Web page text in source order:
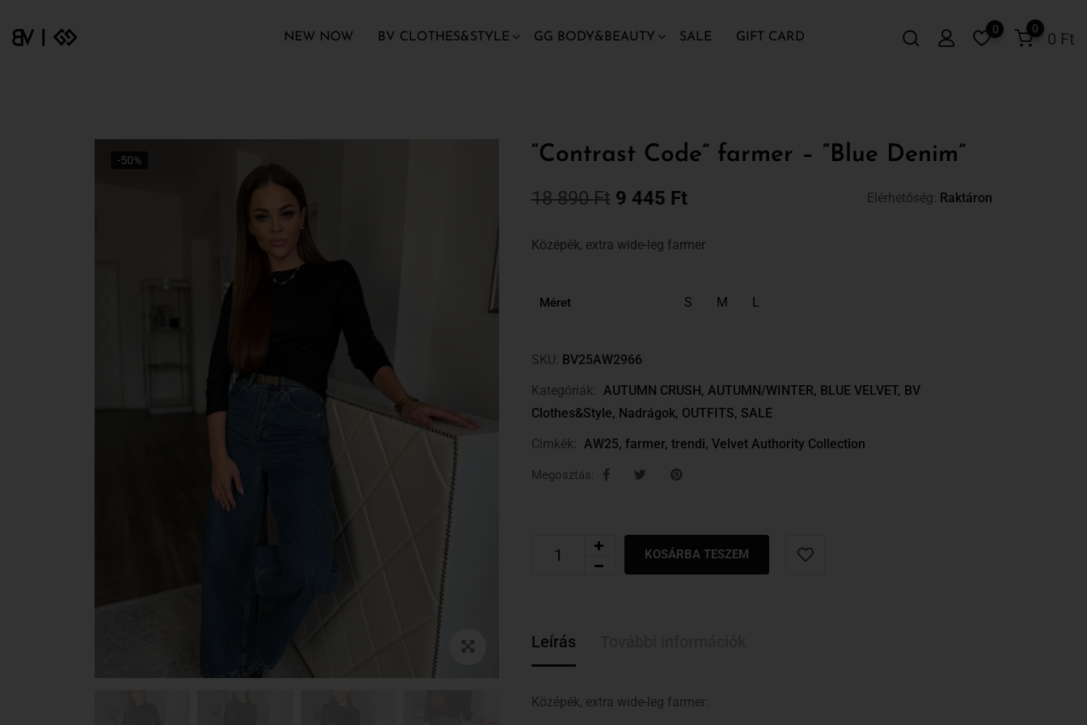
NEW NOW BV CLOTHES&STYLE GG BODY&BEAUTY SALE GIFT CARD 0 Ft
0
0
-50% “Contrast Code” farmer – “Blue Denim”
18 890Ft 9 445 Ft Elérhetőség: Raktáron
Középék, extra wide-leg farmer
Méret S M L
SKU: BV25AW2966
Kategóriák: AUTUMN CRUSH, AUTUMN/WINTER, BLUE VELVET, BV
Clothes&Style, Nadrágok, OUTFITS, SALE
Cimkék: AW25, farmer, trendi, Velvet Authority Collection
Megosztás:
KOSÁRBA TESZEM
Leírás
Középék, extra wide-leg farmer: